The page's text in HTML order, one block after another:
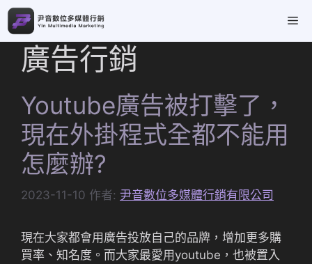
跳
主
廣告行銷
Youtube廣告被打擊了，
現在外掛程式全都不能用
怎麼辦?
2023-11-10 作者: 尹音數位多媒體行銷有限公司
現在大家都會用廣告投放自己的品牌，增加更多購
買率、知名度。而大家最愛用youtube，也被置入